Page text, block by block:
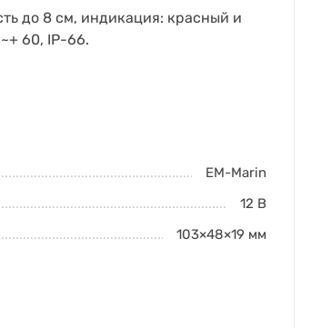
до 8 см, индикация: красный и
60, IP-66.
EM-Marin
12 В
103×48×19 мм